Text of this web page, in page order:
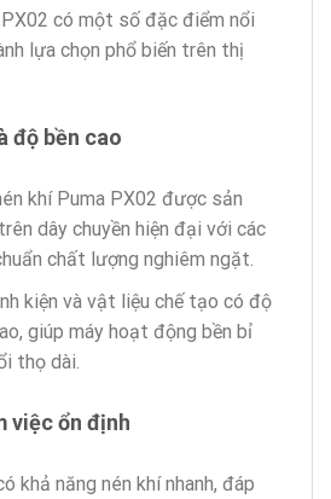
có một số đặc điểm nổi
lựa chọn phổ biến trên thị
độ bền cao
khí Puma PX02 được sản
dây chuyền hiện đại với các
chất lượng nghiêm ngặt.
kiện và vật liệu chế tạo có độ
giúp máy hoạt động bền bỉ
thọ dài.
việc ổn định
khả năng nén khí nhanh, đáp